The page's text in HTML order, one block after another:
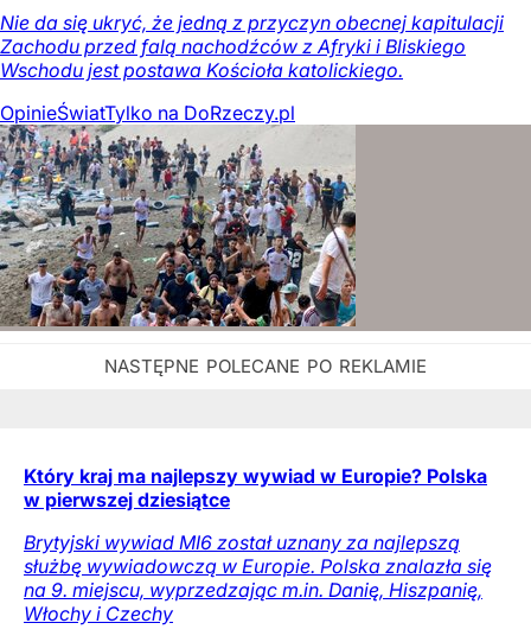
Nie da się ukryć, że jedną z przyczyn obecnej kapitulacji
Zachodu przed falą nachodźców z Afryki i Bliskiego
Wschodu jest postawa Kościoła katolickiego.
OpinieŚwiatTylko na DoRzeczy.pl
Który kraj ma najlepszy wywiad w Europie? Polska
w pierwszej dziesiątce
Brytyjski wywiad MI6 został uznany za najlepszą
służbę wywiadowczą w Europie. Polska znalazła się
na 9. miejscu, wyprzedzając m.in. Danię, Hiszpanię,
Włochy i Czechy